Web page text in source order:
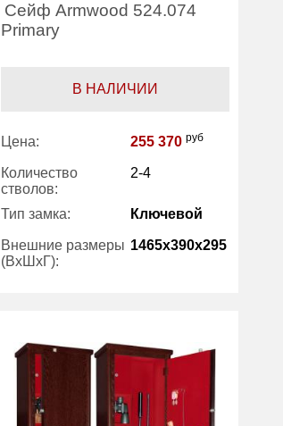
Сейф Armwood 524.074
Primary
В НАЛИЧИИ
Цена: 255 370 руб
Количество
стволов:
2-4
Тип замка: Ключевой
Внешние размеры
(ВхШхГ):
1465x390x295
Гарантия: 5 лет
Производитель: ArmWood